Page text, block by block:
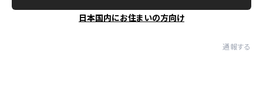
日本国内にお住まいの方向け
通報する